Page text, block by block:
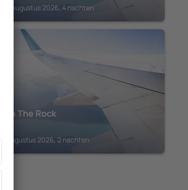
16 augustus 2026, 4 nachten
On The Rock
augustus 2026, 2 nachten